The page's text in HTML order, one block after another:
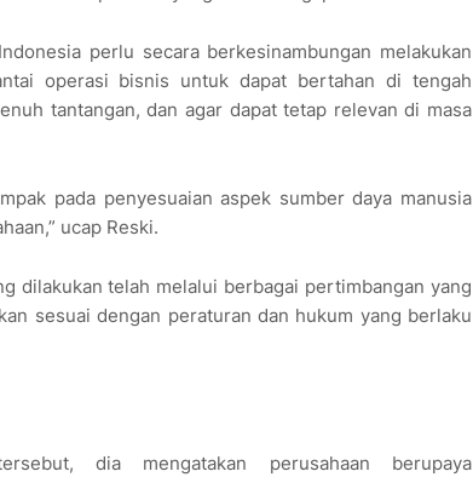
perlu secara berkesinambungan melakukan
operasi bisnis untuk dapat bertahan di tengah
tantangan, dan agar dapat tetap relevan di masa
pada penyesuaian aspek sumber daya manusia
ucap Reski.
dilakukan telah melalui berbagai pertimbangan yang
sesuai dengan peraturan dan hukum yang berlaku
dia mengatakan perusahaan berupaya